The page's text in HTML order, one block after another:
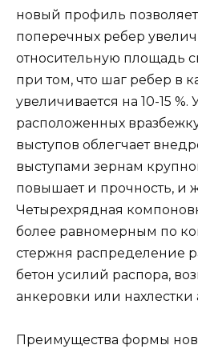
новый профиль
поперечных ребер
относительную площадь
при том, что шаг ребер в
увеличивается на 10-15
расположенных
выступов облегчает
выступами зернам
повышает и прочность, и
Четырехрядная
более равномерным по
стержня распределение
бетон усилий распора,
анкеровки или нахлестки
Преимущества формы